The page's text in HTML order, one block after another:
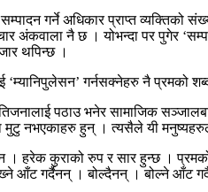
गर्ने अधिकार प्राप्त
नै छ । योभन्दा पर पुगेर
थपिन्छ ।
‘म्यानिपुलेसन’ गर्नसक्‍नेहरु नै
पठाउ भनेर सामाजिक
मुटु नभएकाहरु हुन् । त्यसैले यी
। हरेक कुराको रुप र सार हुन्छ ।
आँट गर्दैनन् । बोल्दैनन् । बोल्ने आँट